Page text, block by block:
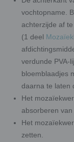
vochtopname.
achterzijde af
(1 deel
verdunde PVA-
bloemblaadjes
daarna te laten
Het
absorberen van
Het
zetten.